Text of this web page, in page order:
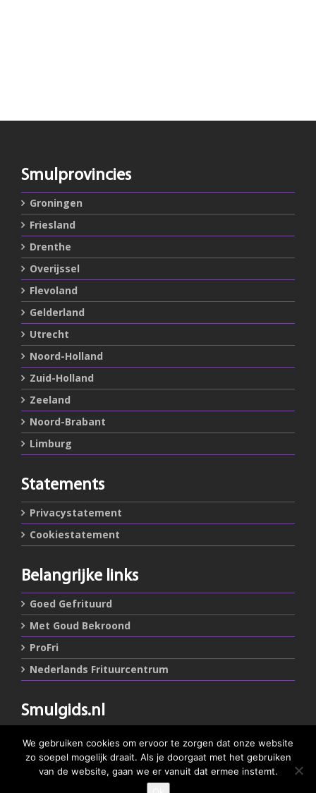
Smulprovincies
Groningen
Friesland
Drenthe
Overijssel
Flevoland
Gelderland
Utrecht
Noord-Holland
Zuid-Holland
Zeeland
Noord-Brabant
Limburg
Statements
Privacystatement
Cookiestatement
Belangrijke links
Goed Gefrituurd
Met Goud Bekroond
ProFri
Nederlands Frituurcentrum
Smulgids.nl
Blaarthemseweg 72
5502 JW Veldhoven
We gebruiken cookies om ervoor te zorgen dat onze website
zo soepel mogelijk draait. Als je doorgaat met het gebruiken
van de website, gaan we er vanuit dat ermee instemt.